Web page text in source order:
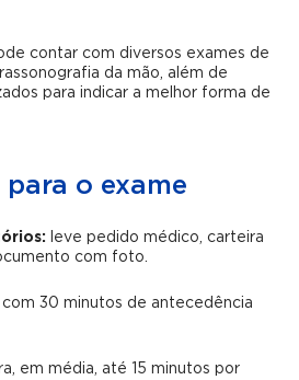
contar com diversos exames de
da mão, além de
para indicar a melhor forma de
para o exame
leve pedido médico, carteira
com foto.
30 minutos de antecedência
em média, até 15 minutos por